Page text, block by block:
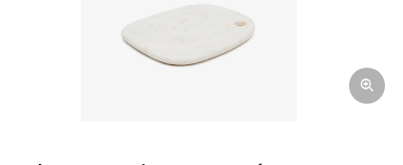
Correo electrónico